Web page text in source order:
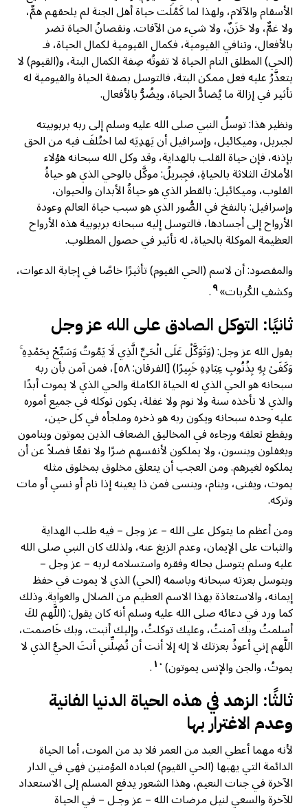
الأسقام والآلام، ولهذا لما كَمُلَت حياة أهل الجنة لم يلحقهم همٌّ،
ولا غمٌّ، ولا حَزَنٌ، ولا شيء من الآفات. ونقصانُ الحياة تضر
بالأفعال، وتنافي القيومية، فكمال القيومية لكمال الحياة، فـ
(الحي) المطلق التام الحياة لا تفوتُه صِفة الكمال البتة، و(القيوم) لا
يتعذَّرُ عليه فعل ممكن البتة، فالتوسل بصفة الحياة والقيومية له
تأثير في إزالة ما يُضادُّ الحياة، ويضُرُّ بالأفعال.
ونظير هذا: توسلُ النبي صلى الله عليه وسلم إلى ربه بربوبيته
لجبريل، وميكائيل، وإسرافيل أن يَهدِيَه لما اختُلفَ فيه من الحق
بإذنه، فإن حياة القلب بالهداية، وقد وكل الله سبحانه هؤلاء
الأملاكَ الثلاثة بالحياةِ، فجِبريلُ: موكَّل بالوحي الذي هو حياةُ
القلوب، وميكائيل: بالقطر الذي هو حياةُ الأبدان والحيوان،
وإسرافيل: بالنفخ في الصُّور الذي هو سبب حياة العالم وعودة
الأرواح إلى أجسادها، فالتوسل إليه سبحانه بربوبية هذه الأرواح
العظيمة الموكلة بالحياة، له تأثير في حصول المطلوب.
والمقصود: أن لاسم (الحي القيوم) تأثيرًا خاصًا في إجابة الدعوات،
وكشفِ الكُربات»٩.
ثانيًا: التوكل الصادق على الله عز وجل
يقول الله عز وجل: (وَتَوَكَّلْ عَلَى الْحَيِّ الَّذِي لَا يَمُوتُ وَسَبِّحْ بِحَمْدِهِ ۚ
وَكَفَىٰ بِهِ بِذُنُوبِ عِبَادِهِ خَبِيرًا) [الفرقان: ٥٨]، فمن آمن بأن ربه
سبحانه هو الحي الذي له الحياة الكاملة والحي الذي لا يموت أبدًا
والذي لا تأخذه سنة ولا نوم ولا غفلة، يكون توكله في جميع أموره
عليه وحده سبحانه ويكون ربه هو ذخره وملجأه في كل حين،
ويقطع تعلقه ورجاءه في المخاليق الضعاف الذين يموتون وينامون
ويغفلون وينسون، ولا يملكون لأنفسهم ضرًا ولا نفعًا فضلاً عن أن
يملكوه لغيرهم. ومن العجب أن يتعلق مخلوق بمخلوق مثله
يموت، ويفنى، وينام، وينسى فمن ذا يعينه إذا نام أو نسي أو مات
وتركه.
ومن أعظم ما يتوكل على الله – عز وجل – فيه طلب الهداية
والثبات على الإيمان، وعدم الزيغ عنه، ولذلك كان النبي صلى الله
عليه وسلم يتوسل بحاله وفقره واستسلامه لربه – عز وجل –
ويتوسل بعزته سبحانه وباسمه (الحي) الذي لا يموت في حفظ
إيمانه، والاستعاذة بهذا الاسم العظيم من الضلال والغواية. وذلك
كما ورد في دعائه صلى الله عليه وسلم أنه كان يقول: (اللَّهم لكَ
أسلمتُ وبك آمنتُ، وعليك توكلتُ، وإليك أنبت، وبك خَاصمت،
اللَّهم إني أعوذُ بعزتك لا إله إلا أنت أن تُضِلِّني أنتَ الحيُّ الذي لا
يموتُ، والجن والإنس يموتون)١٠.
ثالثًا: الزهد في هذه الحياة الدنيا الفانية
وعدم الاغترار بها
لأنه مهما أعطي العبد من العمر فلا بد من الموت، أما الحياة
الدائمة التي يهبها (الحي القيوم) لعباده المؤمنين فهي في الدار
الآخرة في جنات النعيم، وهذا الشعور يدفع المسلم إلى الاستعداد
للآخرة والسعي لنيل مرضات الله – عز وجـل – في الحياة